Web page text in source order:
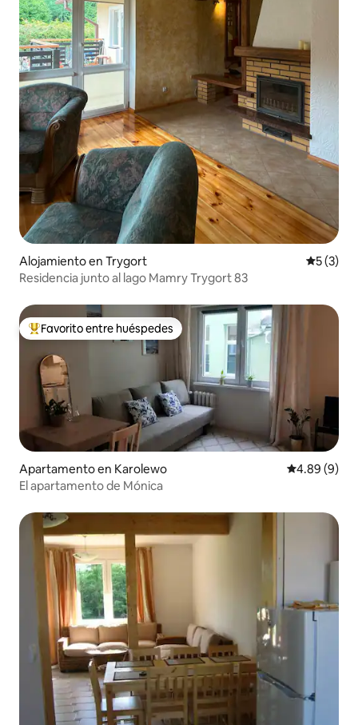
Alojamiento en Trygort
5 (3)
Residencia junto al lago Mamry Trygort 83
Favorito entre huéspedes preferido
Favorito entre huéspedes
Apartamento en Karolewo Calificación
4.89 (9)
El apartamento de Mónica